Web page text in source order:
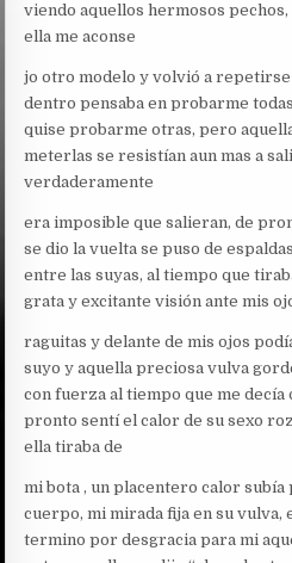
viendo aquellos hermosos
ella me aconse
jo otro modelo y volvió a
dentro pensaba en probarme
quise probarme otras, pero
meterlas se resistían aun mas a
verdaderamente
era imposible que salieran, de
se dio la vuelta se puso de
entre las suyas, al tiempo que
grata y excitante visión ante mis
raguitas y delante de mis ojos
suyo y aquella preciosa vulva
con fuerza al tiempo que me decía
pronto sentí el calor de su sexo
ella tiraba de
mi bota , un placentero calor
cuerpo, mi mirada fija en su
termino por desgracia para mi